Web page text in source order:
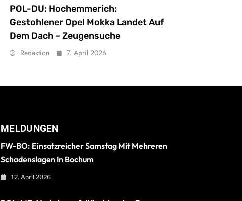
POL-DU: Hochemmerich:
Gestohlener Opel Mokka Landet Auf
Dem Dach – Zeugensuche
Redaktion 7. April 2026
MELDUNGEN
FW-BO: Einsatzreicher Samstag Mit Mehreren
Schadenslagen In Bochum
12. April 2026